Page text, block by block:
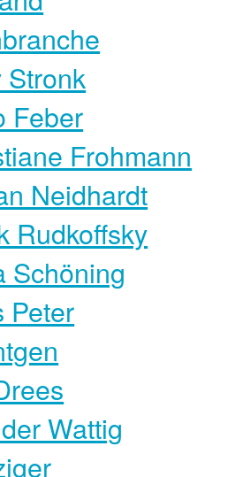
Stronk
Feber
Frohmann
Neidhardt
Rudkoffsky
Schöning
Peter
Wattig